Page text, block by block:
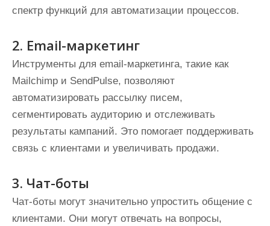
спектр функций для автоматизации процессов.
2. Email-маркетинг
Инструменты для email-маркетинга, такие как
Mailchimp и SendPulse, позволяют
автоматизировать рассылку писем,
сегментировать аудиторию и отслеживать
результаты кампаний. Это помогает поддерживать
связь с клиентами и увеличивать продажи.
3. Чат-боты
Чат-боты могут значительно упростить общение с
клиентами. Они могут отвечать на вопросы,